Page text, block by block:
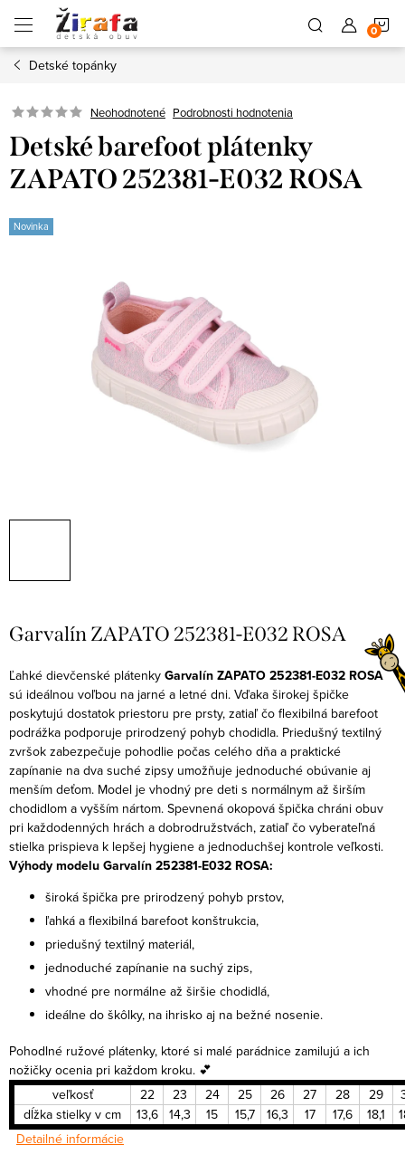
obsah
Detské topánky
Neohodnotené Podrobnosti hodnotenia
Detské barefoot plátenky
ZAPATO 252381-E032 ROSA
Novinka
Garvalín ZAPATO 252381-E032 ROSA
Ľahké dievčenské plátenky Garvalín ZAPATO 252381-E032 ROSA
sú ideálnou voľbou na jarné a letné dni. Vďaka širokej špičke
poskytujú dostatok priestoru pre prsty, zatiaľ čo flexibilná barefoot
podrážka podporuje prirodzený pohyb chodidla. Priedušný textilný
zvršok zabezpečuje pohodlie počas celého dňa a praktické
zapínanie na dva suché zipsy umožňuje jednoduché obúvanie aj
menším deťom. Model je vhodný pre deti s normálnym až širším
chodidlom a vyšším nártom. Spevnená okopová špička chráni obuv
pri každodenných hrách a dobrodružstvách, zatiaľ čo vyberateľná
stielka prispieva k lepšej hygiene a jednoduchšej kontrole veľkosti.
Výhody modelu Garvalín 252381-E032 ROSA:
široká špička pre prirodzený pohyb prstov,
ľahká a flexibilná barefoot konštrukcia,
priedušný textilný materiál,
jednoduché zapínanie na suchý zips,
vhodné pre normálne až širšie chodidlá,
ideálne do škôlky, na ihrisko aj na bežné nosenie.
Pohodlné ružové plátenky, ktoré si malé parádnice zamilujú a ich
nožičky ocenia pri každom kroku. 💕
veľkosť
22 23 24 25 26 27 28 29
dĺžka stielky v cm
13,6 14,3 15 15,7 16,3 17 17,6 18,1
Detailné informácie